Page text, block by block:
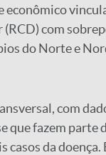
econômico
com
do Norte e
com
que fazem parte
casos da doença.